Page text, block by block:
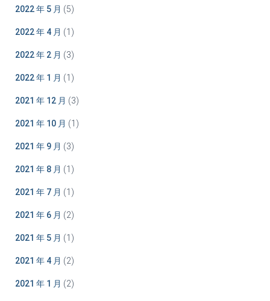
2022 年 5 月 (5)
2022 年 4 月 (1)
2022 年 2 月 (3)
2022 年 1 月 (1)
2021 年 12 月 (3)
2021 年 10 月 (1)
2021 年 9 月 (3)
2021 年 8 月 (1)
2021 年 7 月 (1)
2021 年 6 月 (2)
2021 年 5 月 (1)
2021 年 4 月 (2)
2021 年 1 月 (2)